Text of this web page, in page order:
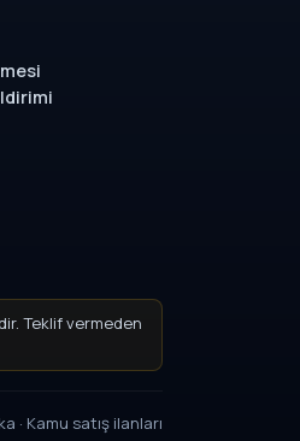
Teklif vermeden
· Kamu satış ilanları